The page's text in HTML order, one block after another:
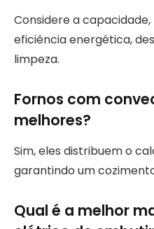
Considere a
eficiência energética,
limpeza.
Fornos com
melhores?
Sim, eles distribuem o
garantindo um
Qual é a melhor